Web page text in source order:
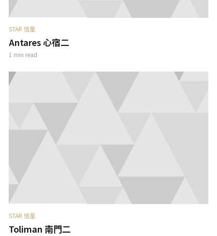
STAR 恆星
Antares 心宿二
1 min read
STAR 恆星
Toliman 南門二